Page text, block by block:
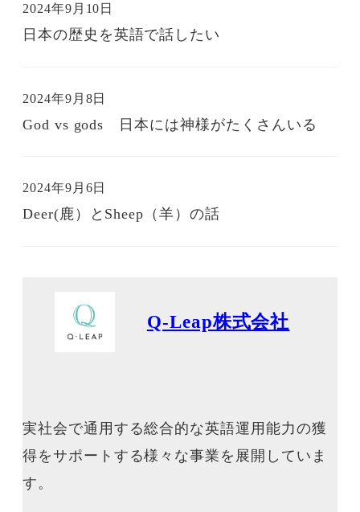
日本の歴史を英語で話したい
投稿日
2024年9月10日
God vs gods 日本には神様がたくさんいる
投稿日
2024年9月8日
Deer(鹿）とSheep（羊）の話
2024年9月6日
Q-Leap株式会社
実社会で通用する総合的な英語運用能力の獲
得をサポートする様々な事業を展開していま
す。